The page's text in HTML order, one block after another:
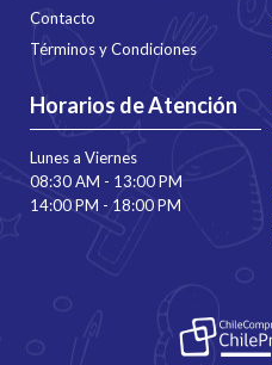
Contacto
Términos y Condiciones
Horarios de Atención
Lunes a Viernes
08:30 AM - 13:00 PM
14:00 PM - 18:00 PM